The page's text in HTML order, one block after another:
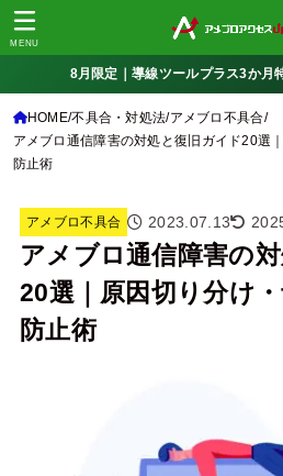
MENU
8月限定｜導線ツールプラス3か月
HOME 不具合・対処法 アメブロ不具合
アメブロ通信障害の対処と復旧ガイド20選
防止術
アメブロ不具合 2023.07.13
アメブロ通信障害の
20選｜原因切り分け
防止術